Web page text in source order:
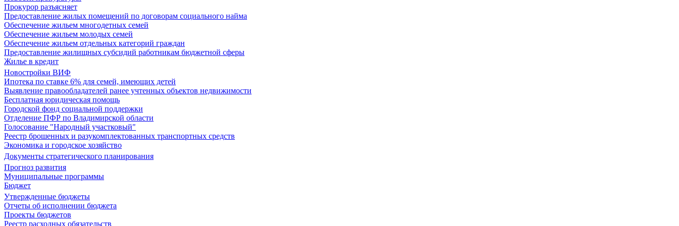
Прокурор разъясняет
Предоставление жилых помещений по договорам социального найма
Обеспечение жильем многодетных семей
Обеспечение жильем молодых семей
Обеспечение жильем отдельных категорий граждан
Предоставление жилищных субсидий работникам бюджетной сферы
Жилье в кредит
Новостройки ВИФ
Ипотека по ставке 6% для семей, имеющих детей
Выявление правообладателей ранее учтенных объектов недвижимости
Бесплатная юридическая помощь
Городской фонд социальной поддержки
Отделение ПФР по Владимирской области
Голосование "Народный участковый"
Реестр брошенных и разукомплектованных транспортных средств
Экономика и городское хозяйство
Документы стратегического планирования
Прогноз развития
Муниципальные программы
Бюджет
Утвержденные бюджеты
Отчеты об исполнении бюджета
Проекты бюджетов
Реестр расходных обязательств